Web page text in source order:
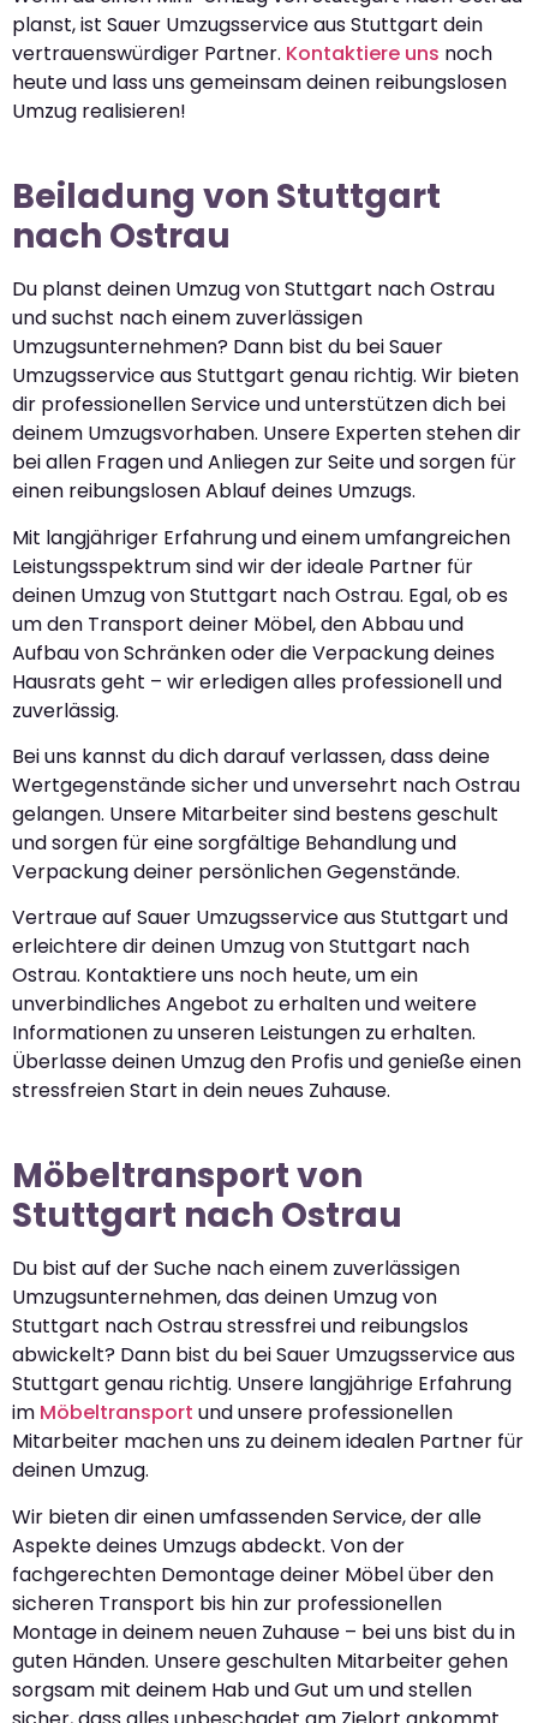
planst, ist Sauer Umzugsservice aus Stuttgart dein
vertrauenswürdiger Partner. Kontaktiere uns noch
heute und lass uns gemeinsam deinen reibungslosen
Umzug realisieren!
Beiladung von Stuttgart
nach Ostrau
Du planst deinen Umzug von Stuttgart nach Ostrau
und suchst nach einem zuverlässigen
Umzugsunternehmen? Dann bist du bei Sauer
Umzugsservice aus Stuttgart genau richtig. Wir bieten
dir professionellen Service und unterstützen dich bei
deinem Umzugsvorhaben. Unsere Experten stehen dir
bei allen Fragen und Anliegen zur Seite und sorgen für
einen reibungslosen Ablauf deines Umzugs.
Mit langjähriger Erfahrung und einem umfangreichen
Leistungsspektrum sind wir der ideale Partner für
deinen Umzug von Stuttgart nach Ostrau. Egal, ob es
um den Transport deiner Möbel, den Abbau und
Aufbau von Schränken oder die Verpackung deines
Hausrats geht – wir erledigen alles professionell und
zuverlässig.
Bei uns kannst du dich darauf verlassen, dass deine
Wertgegenstände sicher und unversehrt nach Ostrau
gelangen. Unsere Mitarbeiter sind bestens geschult
und sorgen für eine sorgfältige Behandlung und
Verpackung deiner persönlichen Gegenstände.
Vertraue auf Sauer Umzugsservice aus Stuttgart und
erleichtere dir deinen Umzug von Stuttgart nach
Ostrau. Kontaktiere uns noch heute, um ein
unverbindliches Angebot zu erhalten und weitere
Informationen zu unseren Leistungen zu erhalten.
Überlasse deinen Umzug den Profis und genieße einen
stressfreien Start in dein neues Zuhause.
Möbeltransport von
Stuttgart nach Ostrau
Du bist auf der Suche nach einem zuverlässigen
Umzugsunternehmen, das deinen Umzug von
Stuttgart nach Ostrau stressfrei und reibungslos
abwickelt? Dann bist du bei Sauer Umzugsservice aus
Stuttgart genau richtig. Unsere langjährige Erfahrung
im Möbeltransport und unsere professionellen
Mitarbeiter machen uns zu deinem idealen Partner für
deinen Umzug.
Wir bieten dir einen umfassenden Service, der alle
Aspekte deines Umzugs abdeckt. Von der
fachgerechten Demontage deiner Möbel über den
sicheren Transport bis hin zur professionellen
Montage in deinem neuen Zuhause – bei uns bist du in
guten Händen. Unsere geschulten Mitarbeiter gehen
sorgsam mit deinem Hab und Gut um und stellen